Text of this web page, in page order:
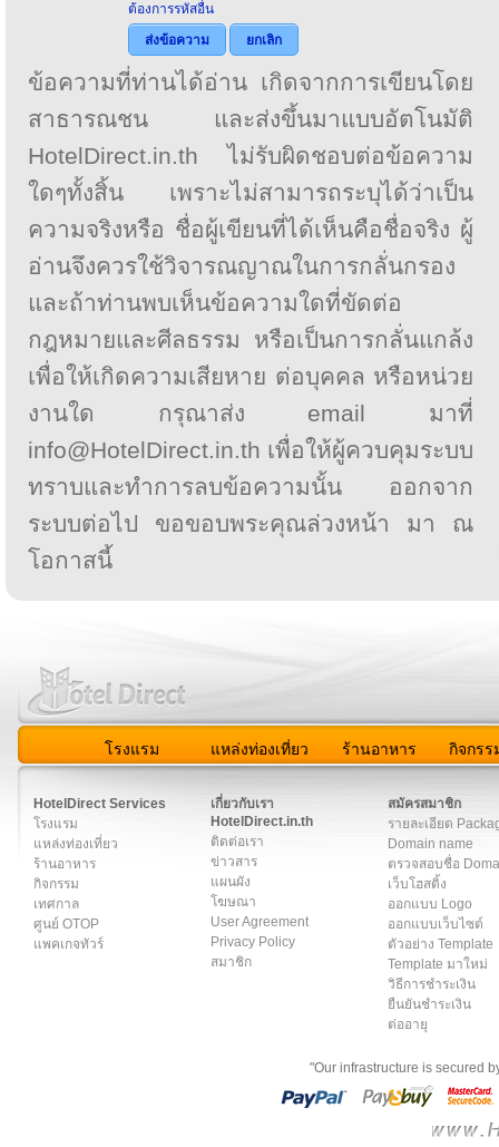
ต้องการรหัสอื่น
ส่งข้อความ
ยกเลิก
ข้อความที่ท่านได้อ่าน เกิดจากการเขียนโดย
สาธารณชน และส่งขึ้นมาแบบอัตโนมัติ
HotelDirect.in.th ไม่รับผิดชอบต่อข้อความ
ใดๆทั้งสิ้น เพราะไม่สามารถระบุได้ว่าเป็น
ความจริงหรือ ชื่อผู้เขียนที่ได้เห็นคือชื่อจริง ผู้
อ่านจึงควรใช้วิจารณญาณในการกลั่นกรอง
และถ้าท่านพบเห็นข้อความใดที่ขัดต่อ
กฎหมายและศีลธรรม หรือเป็นการกลั่นแกล้ง
เพื่อให้เกิดความเสียหาย ต่อบุคคล หรือหน่วย
งานใด กรุณาส่ง email มาที่
info@HotelDirect.in.th เพื่อให้ผู้ควบคุมระบบ
ทราบและทำการลบข้อความนั้น ออกจาก
ระบบต่อไป ขอขอบพระคุณล่วงหน้า มา ณ
โอกาสนี้
โรงแรม แหล่งท่องเที่ยว ร้านอาหาร กิจกรร
HotelDirect Services
โรงแรม
แหล่งท่องเที่ยว
ร้านอาหาร
กิจกรรม
เทศกาล
ศูนย์ OTOP
แพคเกจทัวร์
เกี่ยวกับเรา
HotelDirect.in.th
ติดต่อเรา
ข่าวสาร
แผนผัง
โฆษณา
User Agreement
Privacy Policy
สมาชิก
สมัครสมาชิก
รายละเอียด
Domain name
ตรวจสอบชื่อ
เว็บโฮสติ้ง
ออกแบบ Logo
ออกแบบเว็บไซต์
ตัวอย่าง Template
Template มาใหม่
วิธีการชำระเงิน
ยืนยันชำระเงิน
ต่ออายุ
"Our infrastructure is secured